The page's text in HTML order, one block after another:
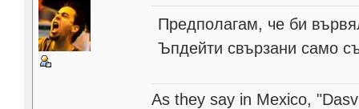
Предполагам, че би
Ъпдейти свързани само
As they say in Mexico,